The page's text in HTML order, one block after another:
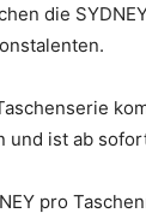
die
und ist ab
pro